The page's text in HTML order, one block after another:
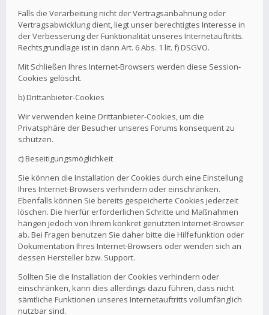
Falls die Verarbeitung nicht der Vertragsanbahnung oder
Vertragsabwicklung dient, liegt unser berechtigtes Interesse in
der Verbesserung der Funktionalität unseres Internetauftritts.
Rechtsgrundlage ist in dann Art. 6 Abs. 1 lit. f) DSGVO.
Mit Schließen Ihres Internet-Browsers werden diese Session-
Cookies gelöscht.
b) Drittanbieter-Cookies
Wir verwenden keine Drittanbieter-Cookies, um die
Privatsphäre der Besucher unseres Forums konsequent zu
schützen.
c) Beseitigungsmöglichkeit
Sie können die Installation der Cookies durch eine Einstellung
Ihres Internet-Browsers verhindern oder einschränken.
Ebenfalls können Sie bereits gespeicherte Cookies jederzeit
löschen. Die hierfür erforderlichen Schritte und Maßnahmen
hängen jedoch von Ihrem konkret genutzten Internet-Browser
ab. Bei Fragen benutzen Sie daher bitte die Hilfefunktion oder
Dokumentation Ihres Internet-Browsers oder wenden sich an
dessen Hersteller bzw. Support.
Sollten Sie die Installation der Cookies verhindern oder
einschränken, kann dies allerdings dazu führen, dass nicht
sämtliche Funktionen unseres Internetauftritts vollumfänglich
nutzbar sind.